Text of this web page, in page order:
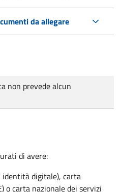
da allegare
non prevede alcun
di avere:
identità digitale), carta
o carta nazionale dei servizi